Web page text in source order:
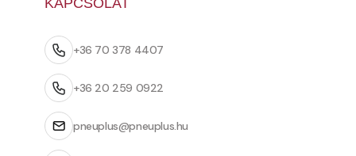
KAPCSOLAT
+36 70 378 4407
+36 20 259 0922
pneuplus@pneuplus.hu